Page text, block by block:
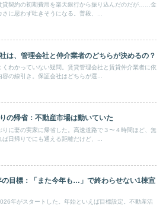
貸契約の初期費用を楽天銀行から振り込んだのだが……金
さに思わず吐きそうになる。普段、...
は、管理会社と仲介業者のどちらが決めるの？
くわかっていない疑問。賃貸管理会社と賃貸仲介業者に依
容の線引き。保証会社はどちらが選...
の帰省：不動産市場は動いていた
りに妻の実家に帰省した。高速道路で３〜４時間ほど、無
ば日帰りでにも通える距離だけど、...
の目標：「また今年も…」で終わらせない1棟宣
年がスタートした。年始といえば目標設定。不動産活